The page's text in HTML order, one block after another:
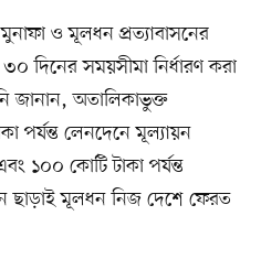
ও মূলধন প্রত্যাবাসনের
দিনের সময়সীমা নির্ধারণ করা
জানান, অতালিকাভুক্ত
পর্যন্ত লেনদেনে মূল্যায়ন
১০০ কোটি টাকা পর্যন্ত
ছাড়াই মূলধন নিজ দেশে ফেরত